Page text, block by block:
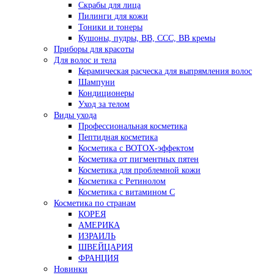
Скрабы для лица
Пилинги для кожи
Тоники и тонеры
Кушоны, пудры, ВВ, ССС, ВВ кремы
Приборы для красоты
Для волос и тела
Керамическая расческа для выпрямления волос
Шампуни
Кондиционеры
Уход за телом
Виды ухода
Профессиональная косметика
Пептидная косметика
Косметика с BOTOX-эффектом
Косметика от пигментных пятен
Косметика для проблемной кожи
Косметика с Ретинолом
Косметика с витамином С
Косметика по странам
КОРЕЯ
АМЕРИКА
ИЗРАИЛЬ
ШВЕЙЦАРИЯ
ФРАНЦИЯ
Новинки